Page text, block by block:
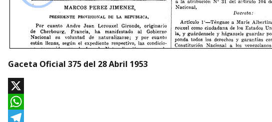
Gaceta Oficial 375 del 28 Abril 1953
X
WhatsApp